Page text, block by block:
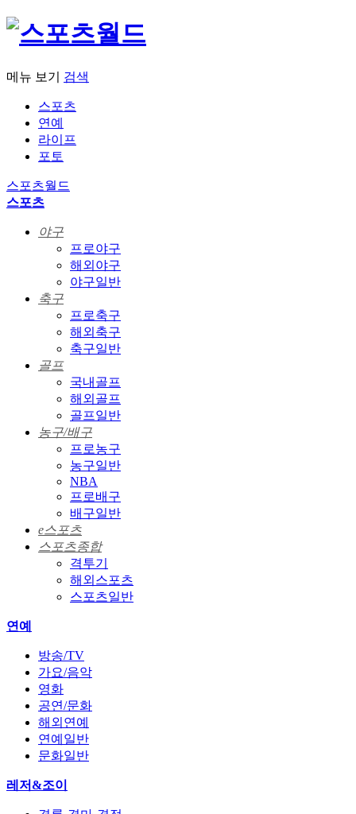
메뉴 보기 검색
스포츠
연예
라이프
포토
스포츠월드
스포츠
야구
프로야구
해외야구
야구일반
축구
프로축구
해외축구
축구일반
골프
국내골프
해외골프
골프일반
농구/배구
프로농구
농구일반
NBA
프로배구
배구일반
e스포츠
스포츠종합
격투기
해외스포츠
스포츠일반
연예
방송/TV
가요/음악
영화
공연/문화
해외연예
연예일반
문화일반
레저&조이